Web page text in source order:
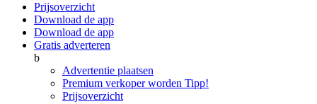
Prijsoverzicht
Download de app
Download de app
Gratis adverteren
b
Advertentie plaatsen
Premium verkoper worden Tipp!
Prijsoverzicht